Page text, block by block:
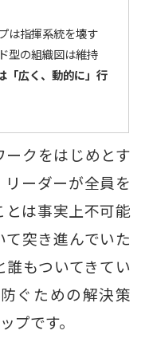
は指揮系統を壊す
型の組織図は維持
「広く、動的に」行
クをはじめとす
ーダーが全員を
は事実上不可能
突き進んでいた
もついてきてい
ぐための解決策
プです。